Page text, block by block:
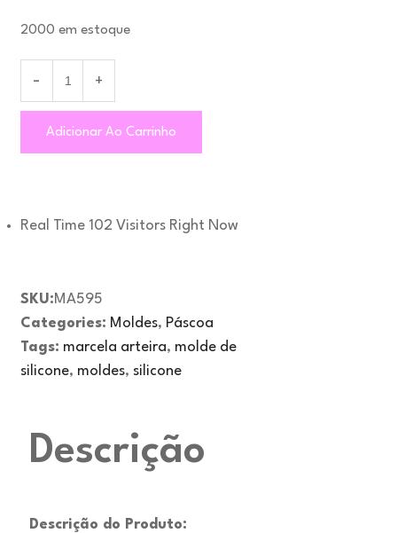
2000 em estoque
Adicionar Ao Carrinho
Real Time 102 Visitors Right Now
SKU:MA595
Categories: Moldes, Páscoa
Tags: marcela arteira, molde de
silicone, moldes, silicone
Descrição
Descrição do Produto: